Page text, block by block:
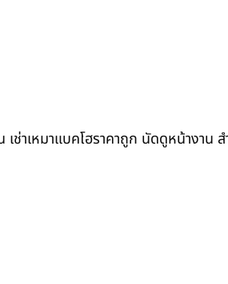
ช่าเหมาแบคโฮราคาถูก นัดดูหน้างาน